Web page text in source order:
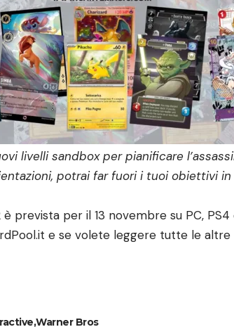
livelli sandbox per pianificare
potrai far fuori i tuoi obiettivi
prevista per il 13 novembre su PC, PS4
e se volete leggere tutte le altre
Warner Bros